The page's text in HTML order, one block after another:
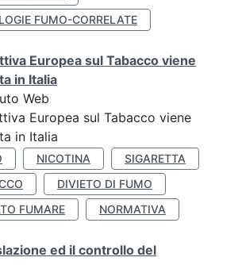
FUMO-CORRELATE
Europea sul Tabacco viene
in Italia
Web
Europea sul Tabacco viene
in Italia
NICOTINA
SIGARETTA
DIVIETO DI FUMO
FUMARE
NORMATIVA
ed il controllo del